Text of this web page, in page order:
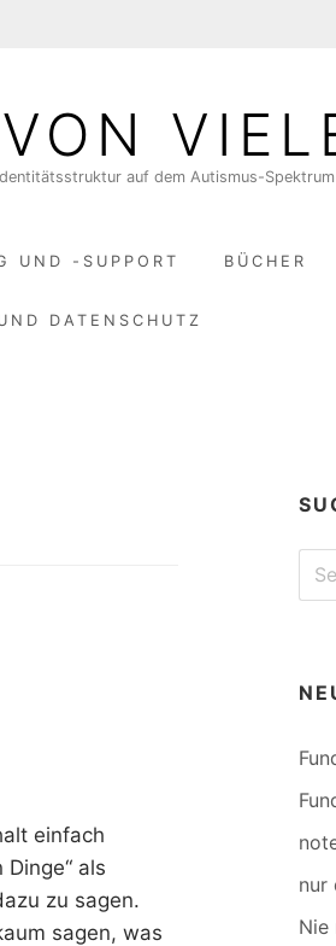
auf dem Autismus-Spektrum
UND -SUPPORT BÜCHER
DATENSCHUTZ
einfach
als
zu sagen.
sagen, was
nur
Nie